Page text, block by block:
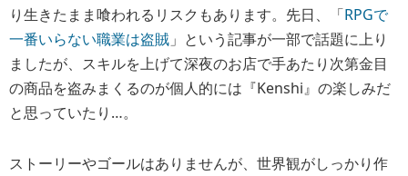
り生きたまま喰われるリスクもあります。先日、「RPGで
一番いらない職業は盗賊 」という記事が一部で話題に上り
ましたが、スキルを上げて深夜のお店で手あたり次第金目
の商品を盗みまくるのが個人的には『Kenshi』の楽しみだ
と思っていたり…。
ストーリーやゴールはありませんが、世界観がしっかり作